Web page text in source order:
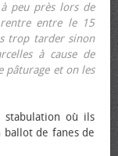
peu près lors de
entre le 15
trop tarder sinon
à cause de
pâturage et on les
où ils
ballot de fanes de